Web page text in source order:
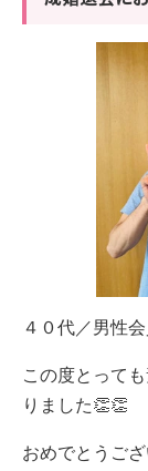
４０代／男性
この度とって
りました👏👏
おめでとうござ